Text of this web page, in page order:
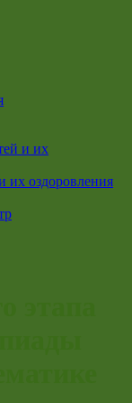
и их
их оздоровления